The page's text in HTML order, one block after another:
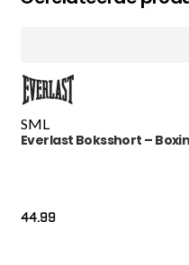
SML
Everlast Boksshort –
44.99